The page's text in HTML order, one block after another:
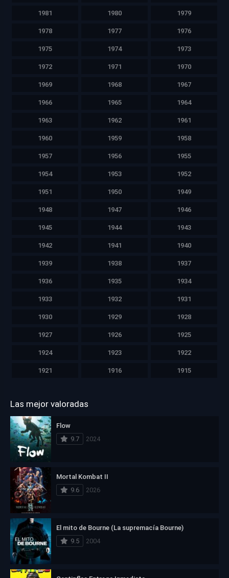
1981 1980 1979
1978 1977 1976
1975 1974 1973
1972 1971 1970
1969 1968 1967
1966 1965 1964
1963 1962 1961
1960 1959 1958
1957 1956 1955
1954 1953 1952
1951 1950 1949
1948 1947 1946
1945 1944 1943
1942 1941 1940
1939 1938 1937
1936 1935 1934
1933 1932 1931
1930 1929 1928
1927 1926 1925
1924 1923 1922
1921 1916 1915
Las mejor valoradas
Flow
9.7
2024
Mortal Kombat II
9.6
2026
El mito de Bourne (La supremacía Bourne)
9.5
2004